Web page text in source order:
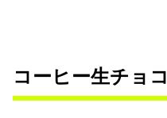
コーヒー生チョコ